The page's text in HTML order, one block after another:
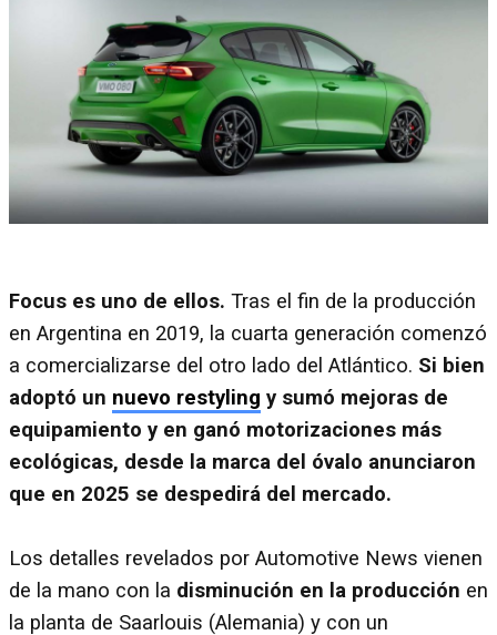
Focus es uno de ellos. Tras el fin de la producción
en Argentina en 2019, la cuarta generación comenzó
a comercializarse del otro lado del Atlántico. Si bien
adoptó un nuevo restyling y sumó mejoras de
equipamiento y en ganó motorizaciones más
ecológicas, desde la marca del óvalo anunciaron
que en 2025 se despedirá del mercado.
Los detalles revelados por Automotive News vienen
de la mano con la disminución en la producción en
la planta de Saarlouis (Alemania) y con un